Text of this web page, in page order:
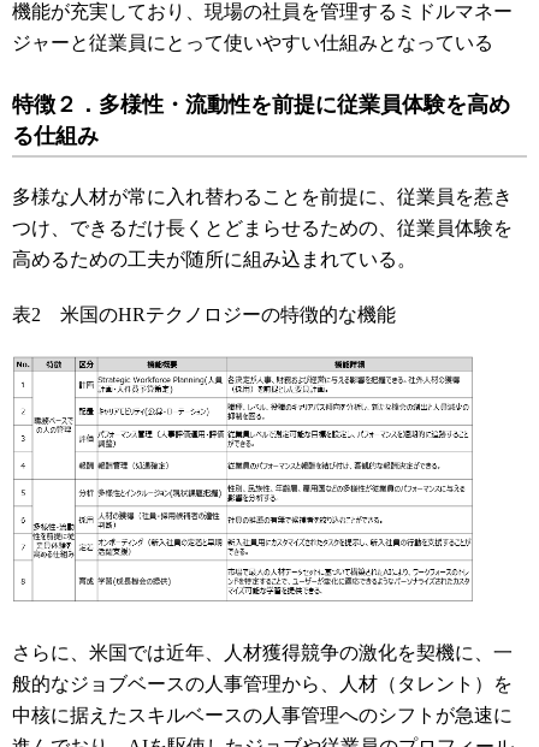
機能が充実しており、現場の社員を管理するミドルマネー
ジャーと従業員にとって使いやすい仕組みとなっている
特徴２．多様性・流動性を前提に従業員体験を高め
る仕組み
多様な人材が常に入れ替わることを前提に、従業員を惹き
つけ、できるだけ長くとどまらせるための、従業員体験を
高めるための工夫が随所に組み込まれている。
表2 米国のHRテクノロジーの特徴的な機能
さらに、米国では近年、人材獲得競争の激化を契機に、一
般的なジョブベースの人事管理から、人材（タレント）を
中核に据えたスキルベースの人事管理へのシフトが急速に